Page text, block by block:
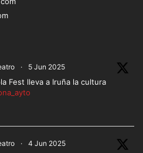
· 5 Jun 2025
Fest lleva a Iruña la cultura
· 4 Jun 2025